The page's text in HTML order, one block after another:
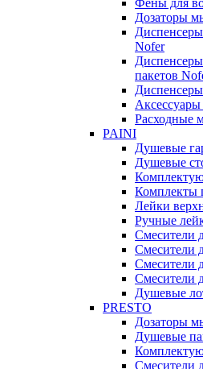
Фены для
Дозаторы
Nofer
пакетов
Расходные
PAINI
Душевые
Душевые
Комплекты
Лейки
Ручные
Смесители
Смесители
Смесители
Смесители
Душевые
PRESTO
Дозаторы
Душевые
Смесители